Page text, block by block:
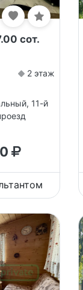
сот.
2 этаж
11-й